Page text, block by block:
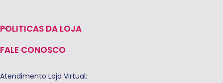
POLITICAS DA LOJA
FALE CONOSCO
Atendimento Loja Virtual: